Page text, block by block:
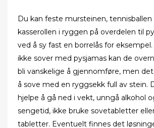
Du kan feste mursteinen, tennisballen
kasserollen i ryggen på overdelen til
ved å sy fast en borrelås for
ikke sover med pysjamas kan de
bli vanskelige å gjennomføre, men
å sove med en ryggsekk full av stein.
hjelpe å gå ned i vekt, unngå alkohol
sengetid, ikke bruke sovetabletter
tabletter. Eventuelt finnes det